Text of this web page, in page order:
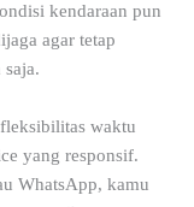
kendaraan pun
agar tetap
waktu
yang responsif.
WhatsApp, kamu